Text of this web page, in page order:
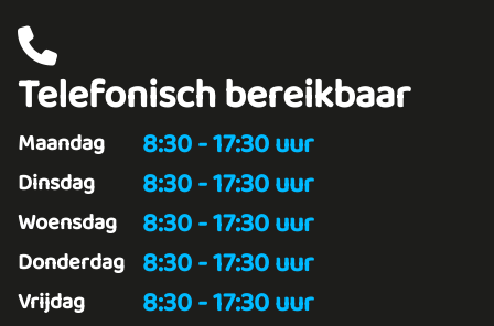
Telefonisch bereikbaar
Maandag 8:30 - 17:30 uur
Dinsdag 8:30 - 17:30 uur
Woensdag 8:30 - 17:30 uur
Donderdag 8:30 - 17:30 uur
Vrijdag 8:30 - 17:30 uur